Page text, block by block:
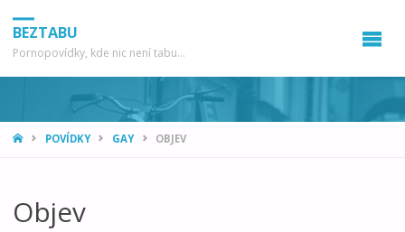
BEZTABU
Pornopovídky, kde nic není tabu...
HOMEPOVÍDKY GAY OBJEV
Objev